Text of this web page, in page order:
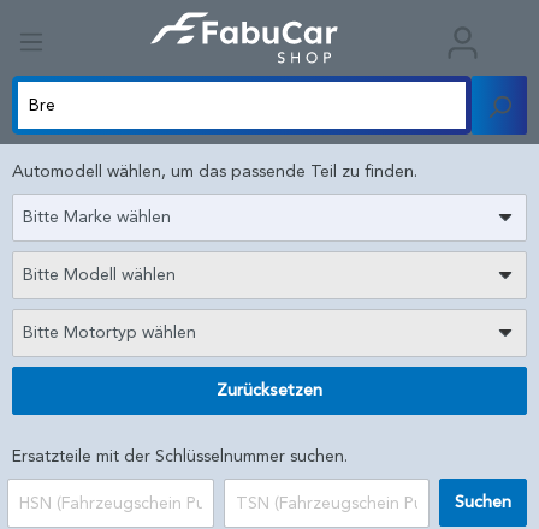
Automodell wählen, um das passende Teil zu finden.
Bitte Marke wählen
Bitte Modell wählen
Bitte Motortyp wählen
Zurücksetzen
Ersatzteile mit der Schlüsselnummer suchen.
Suchen